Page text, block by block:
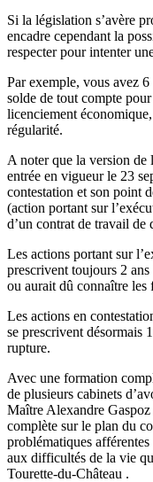
Si la législation s’avère
encadre cependant la
respecter pour intenter
Par exemple, vous avez
solde de tout compte
licenciement
régularité.
A noter que la version
entrée en vigueur le 23
contestation et son point
(action portant sur
d’un contrat de travail de
Les actions portant sur
prescrivent toujours 2
ou aurait dû connaître les
Les actions en
se prescrivent désormais
rupture.
Avec une formation
de plusieurs cabinets
Maître Alexandre
complète sur le plan du
problématiques
aux difficultés de la vie
Tourette-du-Château .